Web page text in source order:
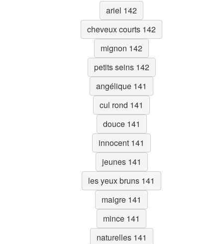
ariel 142
cheveux courts 142
mignon 142
petits seins 142
angélique 141
cul rond 141
douce 141
innocent 141
jeunes 141
les yeux bruns 141
maigre 141
mince 141
naturelles 141